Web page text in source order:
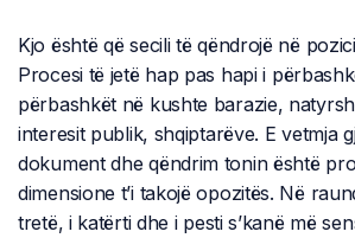
Kjo është që secili të qëndrojë në
Procesi të jetë hap pas hapi i
përbashkët në kushte barazie,
interesit publik, shqiptarëve. E vetmja
dokument dhe qëndrim tonin është
dimensione t’i takojë opozitës. Në
tretë, i katërti dhe i pesti s’kanë më